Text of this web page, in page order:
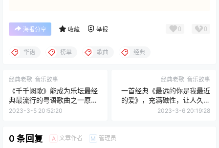
海报分享 收藏 举报 0 0
华语 榜单 歌曲 经典
经典老歌 音乐故事
《千千阙歌》能成为乐坛最经
典最流行的粤语歌曲之一原因
是什么？
2023-3-5 20:52:20
经典老歌 音乐故事
一首经典《最远的你是我最近
的爱》，充满磁性，让人久久
回味！
2023-3-6 20:19:28
0 条回复 A 文章作者 M 管理员